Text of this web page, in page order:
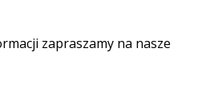
zapraszamy na nasze